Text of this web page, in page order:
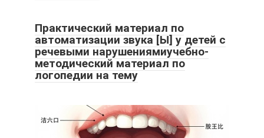
Практический материал по
автоматизации звука [Ы] у детей с
речевыми нарушениямиучебно-
методический материал по
логопедии на тему